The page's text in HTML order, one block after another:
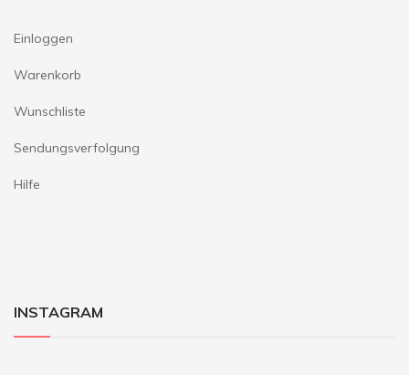
Einloggen
Warenkorb
Wunschliste
Sendungsverfolgung
Hilfe
INSTAGRAM